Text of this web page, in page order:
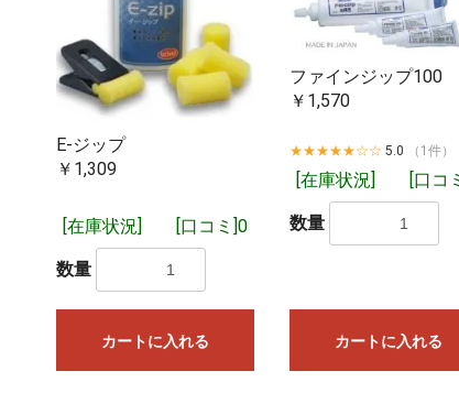
E-ジップ
￥1,309
[在庫状況] [口コミ]0
数量
カートに入れる
ファインジップ100
￥1,570
★★★★★☆☆ 5.0 （1件）
[在庫状況] [口コ
数量
カートに入れる